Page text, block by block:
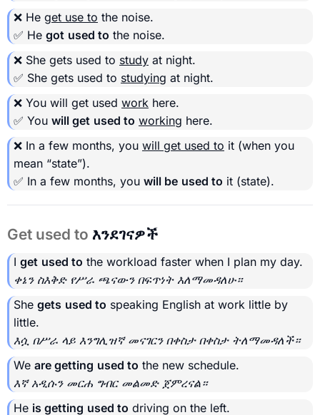
❌ He get use to the noise.
✅ He got used to the noise.
❌ She gets used to study at night.
✅ She gets used to studying at night.
❌ You will get used work here.
✅ You will get used to working here.
❌ In a few months, you will get used to it (when you
mean “state”).
✅ In a few months, you will be used to it (state).
Get used to እንደገናዎች
I get used to the workload faster when I plan my day.
ቀኔን ስእቅድ የሥራ ጫናውን በፍጥነት እለማመዳለሁ።
She gets used to speaking English at work little by
little.
እሷ በሥራ ላይ እንግሊዝኛ መናገርን በቀስታ በቀስታ ትለማመዳለች።
We are getting used to the new schedule.
እኛ አዲሱን መርሐ ግብር መልመድ ጀምረናል።
He is getting used to driving on the left.